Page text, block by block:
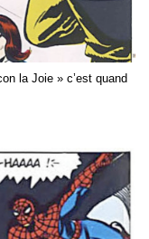
la Joie » c’est quand